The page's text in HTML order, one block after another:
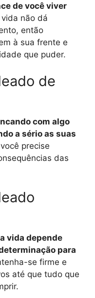
de você viver
vida não dá
então
à sua frente e
que puder.
de
com algo
a sério as suas
precise
das
vida depende
para
se firme e
até que tudo que